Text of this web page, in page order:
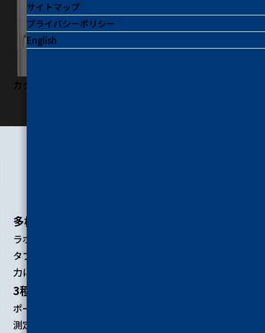
サイトマップ
プライバシーポリシー
English
カタログを見る
多様な環境で活躍する簡易・可搬モデル
ラボや工場、船舶上など、タフな環境でも活躍するポー
タブルモデル。スタンドアローンで現場の品質管理を協
力にサポートします。
3種のモードで規格試験を網羅
ポータブルモデルながら進入距離・荷重制御・破断強度
測定の3モードを搭載。簡単な操作で試料の硬度を正確